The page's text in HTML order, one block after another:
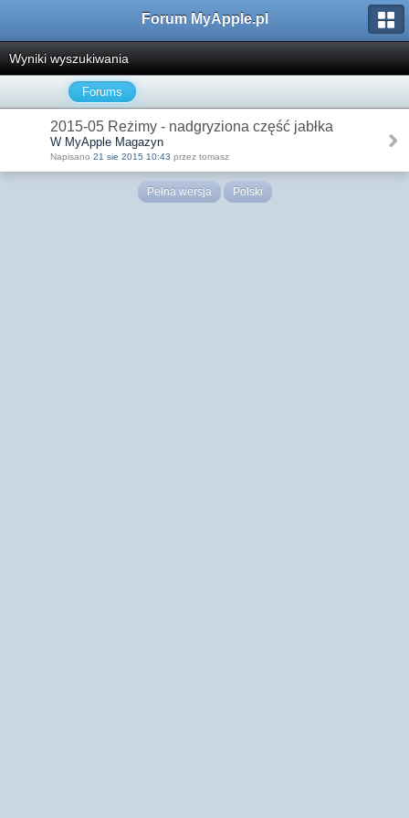
Forum MyApple.pl
Wyniki wyszukiwania
Forums
2015-05 Reżimy - nadgryziona część jabłka
W MyApple Magazyn
Napisano 21 sie 2015 10:43 przez tomasz
Pełna wersja Polski